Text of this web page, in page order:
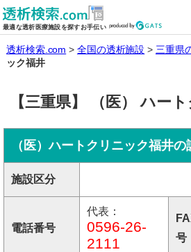
最適な透析医療施設を探すお手伝い
全国の透析施設を
透析検索.com 全国の透析施設 三重県
ック福井
【三重県】 （医） ハー
（医）ハートクリニック福井の
施設区分
電話番号
代表：
0596-26-
2111
号